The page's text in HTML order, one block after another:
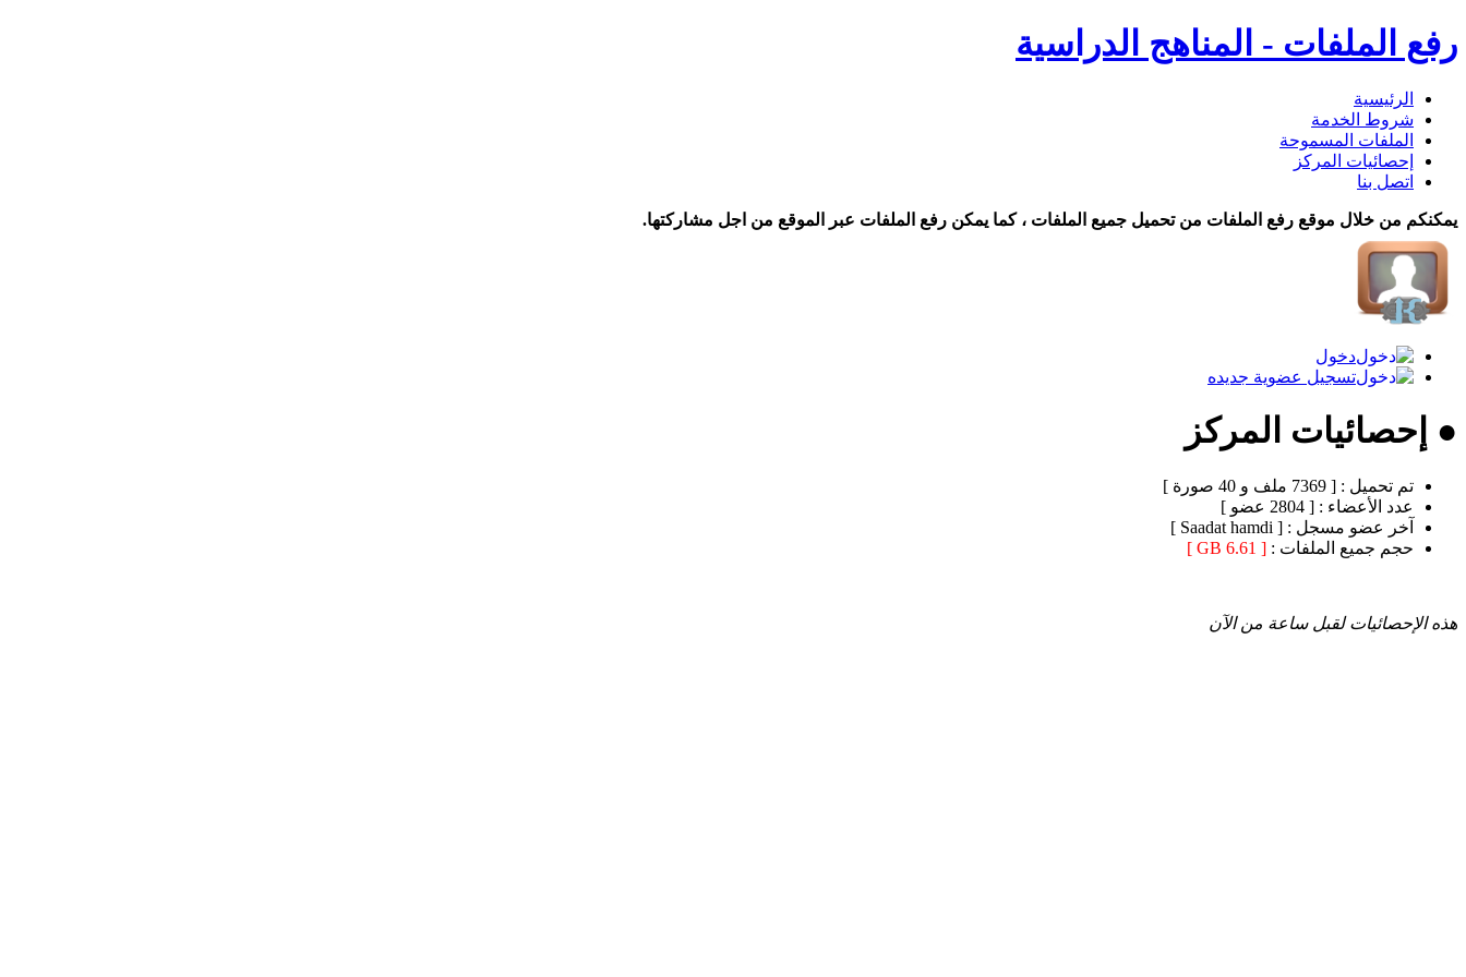
رفع الملفات - المناهج الدراسية
الرئيسية
شروط الخدمة
الملفات المسموحة
إحصائيات المركز
اتصل بنا
يمكنكم من خلال موقع رفع الملفات من تحميل جميع الملفات ، كما يمكن رفع الملفات عبر الموقع من اجل مشاركتها.
دخول
تسجيل عضوية جديده
● إحصائيات المركز
تم تحميل : [ 7369 ملف و 40 صورة ]
عدد الأعضاء : [ 2804 عضو ]
آخر عضو مسجل : [ Saadat hamdi ]
حجم جميع الملفات : [ 6.61 GB ]
هذه الإحصائيات لقبل ساعة من الآن